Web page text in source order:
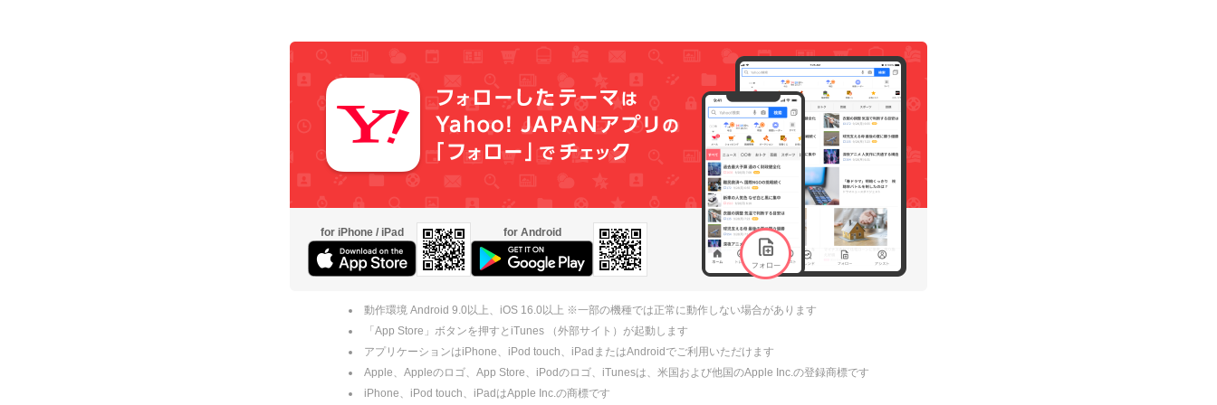
for iPhone / iPad for Android
動作環境 Android 9.0以上、iOS 16.0以上 ※一部の機種では正常に動作しない場合があります
「App Store」ボタンを押すとiTunes （外部サイト）が起動します
アプリケーションはiPhone、iPod touch、iPadまたはAndroidでご利用いただけます
Apple、Appleのロゴ、App Store、iPodのロゴ、iTunesは、米国および他国のApple Inc.の登録商標です
iPhone、iPod touch、iPadはApple Inc.の商標です